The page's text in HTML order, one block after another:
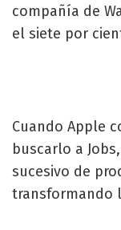
compañía de
el siete por
Cuando Apple
buscarlo a
sucesivo de
transformando